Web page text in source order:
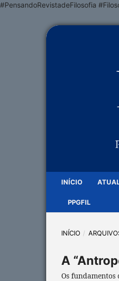
#PensandoRevistadeFilosofia
INÍCIO
PPGFIL
INÍCIO /
A
Os